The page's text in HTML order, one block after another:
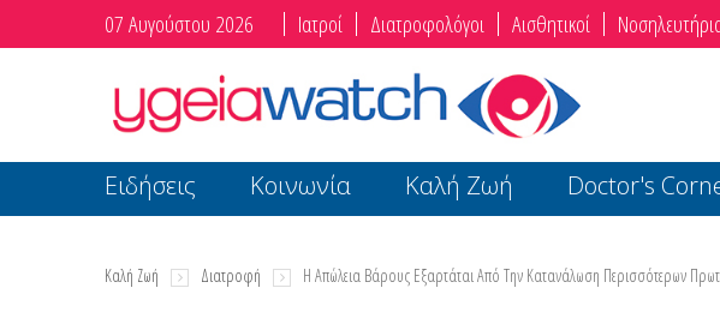
07 Αυγούστου 2026 Ιατροί Διατροφολόγοι Αισθητικοί
Ειδήσεις Κοινωνία Καλή Ζωή Doctor's
Καλή Ζωή Διατροφή Η Απώλεια Βάρους Εξαρτάται Από Την Κατανάλωση Περισσότερων